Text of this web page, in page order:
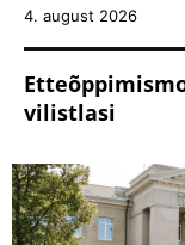
4. august 2026
vilistlasi